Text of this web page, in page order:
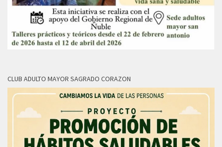
CLUB ADULTO MAYOR SAGRADO CORAZON